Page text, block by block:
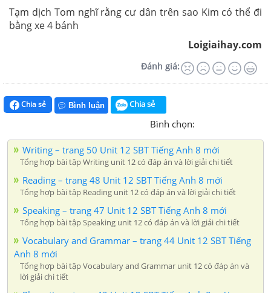
Tạm dịch Tom nghĩ rằng cư dân trên sao Kim có thể đi
bằng xe 4 bánh
Loigiaihay.com
Đánh giá:
Chia sẻ Bình luận Chia sẻ
Bình chọn:
Writing – trang 50 Unit 12 SBT Tiếng Anh 8 mới
Tổng hợp bài tập Writing unit 12 có đáp án và lời giải chi tiết
Reading – trang 48 Unit 12 SBT Tiếng Anh 8 mới
Tổng hợp bài tập Reading unit 12 có đáp án và lời giải chi tiết
Speaking – trang 47 Unit 12 SBT Tiếng Anh 8 mới
Tổng hợp bài tập Speaking unit 12 có đáp án và lời giải chi tiết
Vocabulary and Grammar – trang 44 Unit 12 SBT Tiếng
Anh 8 mới
Tổng hợp bài tập Vocabulary and Grammar unit 12 có đáp án và
lời giải chi tiết